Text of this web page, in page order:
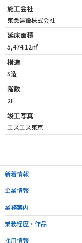
施工会社
東急建設株式会社
延床面積
5,474.12㎡
構造
S造
階数
2F
竣工写真
エスエス東京
新着情報
企業情報
業務案内
業務経歴・作品
採用情報